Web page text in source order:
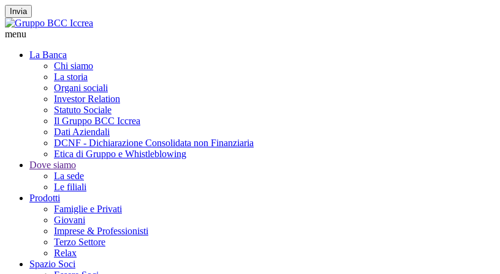
Invia
menu
La Banca
Chi siamo
La storia
Organi sociali
Investor Relation
Statuto Sociale
Il Gruppo BCC Iccrea
Dati Aziendali
DCNF - Dichiarazione Consolidata non Finanziaria
Etica di Gruppo e Whistleblowing
Dove siamo
La sede
Le filiali
Prodotti
Famiglie e Privati
Giovani
Imprese & Professionisti
Terzo Settore
Relax
Spazio Soci